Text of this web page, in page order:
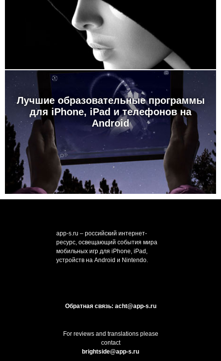
Лучшие образовательные программы
для iPhone, iPad и телефонов на
Android
app-s.ru – российский интернет-
ресурс, освещающий события мира
мобильных игр для iPhone, iPad,
устройств на Android и Nintendo.
Обратная связь: acht@app-s.ru
For reviews and translations please
contact
brightside@app-s.ru